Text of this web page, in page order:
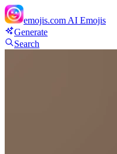
emojis.com AI Emojis
Generate
Search